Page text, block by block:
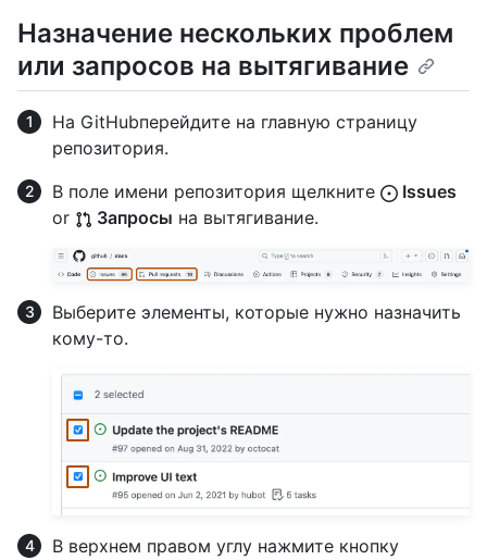
Назначение нескольких проблем
или запросов на вытягивание
На GitHubперейдите на главную страницу
репозитория.
В поле имени репозитория щелкните
Issues
or
Запросы на вытягивание.
Выберите элементы, которые нужно назначить
кому-то.
В верхнем правом углу нажмите кнопку